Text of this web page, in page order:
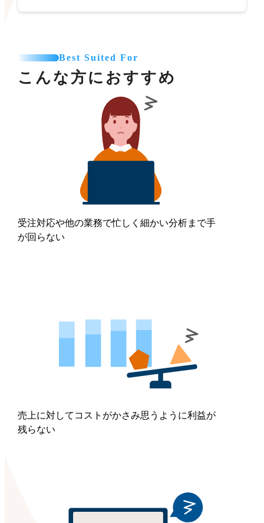
Best Suited For
こんな方におすすめ
受注対応や他の業務で忙しく細かい分析まで手
が回らない
売上に対してコストがかさみ思うように利益が
残らない